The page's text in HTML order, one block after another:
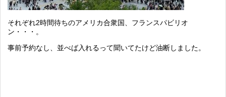
それぞれ2時間待ちのアメリカ合衆国、フランスパビリオ
ン・・・。
事前予約なし、並べば入れるって聞いてたけど油断しました。